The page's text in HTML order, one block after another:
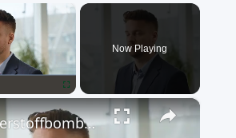
×
Now Playing
×
Wasserstoffbombe: die stärkste Bombe der Welt